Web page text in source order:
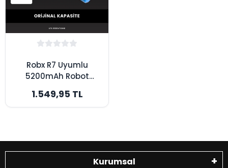
Robx R7 Uyumlu
5200mAh Robot
Orijinal Kapasite
1.549,95 TL
Kurumsal